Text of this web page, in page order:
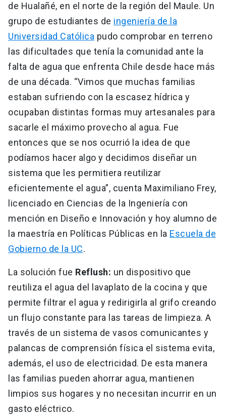
de Hualañé, en el norte de la región del Maule. Un
grupo de estudiantes de ingeniería de la
Universidad Católica pudo comprobar en terreno
las dificultades que tenía la comunidad ante la
falta de agua que enfrenta Chile desde hace más
de una década. “Vimos que muchas familias
estaban sufriendo con la escasez hídrica y
ocupaban distintas formas muy artesanales para
sacarle el máximo provecho al agua. Fue
entonces que se nos ocurrió la idea de que
podíamos hacer algo y decidimos diseñar un
sistema que les permitiera reutilizar
eficientemente el agua”, cuenta Maximiliano Frey,
licenciado en Ciencias de la Ingeniería con
mención en Diseño e Innovación y hoy alumno de
la maestría en Políticas Públicas en la Escuela de
Gobierno de la UC.
La solución fue Reflush: un dispositivo que
reutiliza el agua del lavaplato de la cocina y que
permite filtrar el agua y redirigirla al grifo creando
un flujo constante para las tareas de limpieza. A
través de un sistema de vasos comunicantes y
palancas de comprensión física el sistema evita,
además, el uso de electricidad. De esta manera
las familias pueden ahorrar agua, mantienen
limpios sus hogares y no necesitan incurrir en un
gasto eléctrico.